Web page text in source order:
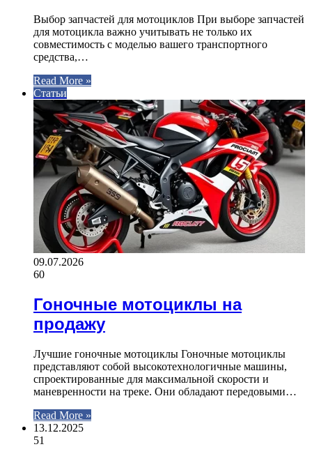
Выбор запчастей для мотоциклов При выборе запчастей
для мотоцикла важно учитывать не только их
совместимость с моделью вашего транспортного
средства,…
Read More »
Статьи
09.07.2026
60
Гоночные мотоциклы на
продажу
Лучшие гоночные мотоциклы Гоночные мотоциклы
представляют собой высокотехнологичные машины,
спроектированные для максимальной скорости и
маневренности на треке. Они обладают передовыми…
Read More »
13.12.2025
51